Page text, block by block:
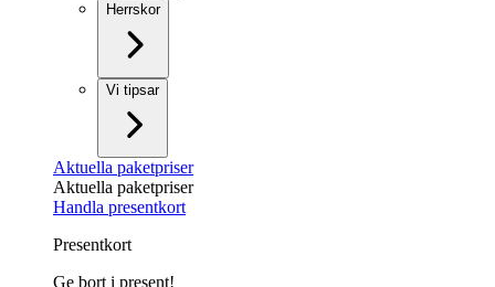
Herrskor
Vi tipsar
Aktuella paketpriser
Aktuella paketpriser
Handla presentkort
Presentkort
Ge bort i present!